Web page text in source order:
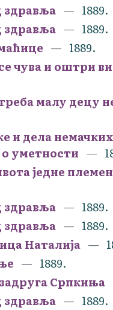
здравља
1889.
здравља
1889.
1889.
чува и оштри
малу децу
и дела
о уметности
једне
здравља
1889.
здравља
1889.
Наталија
1889.
Српкиња
здравља
1889.